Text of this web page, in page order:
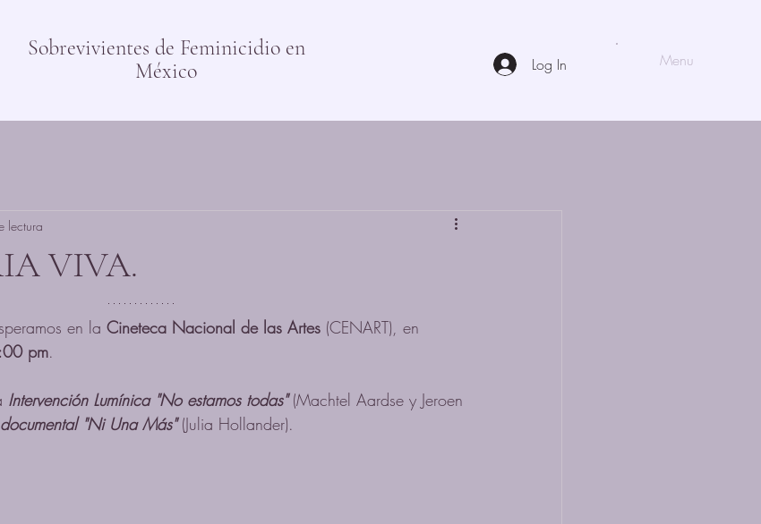
Sobrevivientes de Feminicidio en
México
Log In Menu
VIVA.
lectura
en la Cineteca Nacional de las Artes (CENART), en
pm.
Intervención Lumínica "No estamos todas" (Machtel Aardse y Jeroen
"Ni Una Más" (Julia Hollander).